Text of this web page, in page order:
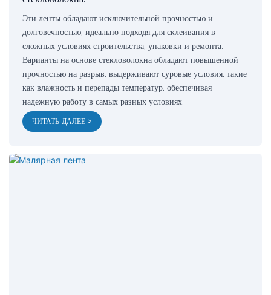
Эти ленты обладают исключительной прочностью и
долговечностью, идеально подходя для склеивания в
сложных условиях строительства, упаковки и ремонта.
Варианты на основе стекловолокна обладают повышенной
прочностью на разрыв, выдерживают суровые условия, такие
как влажность и перепады температур, обеспечивая
надежную работу в самых разных условиях.
ЧИТАТЬ ДАЛЕЕ >